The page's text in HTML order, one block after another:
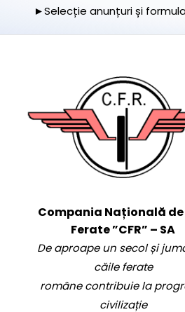
►Selecție anunțuri și
Compania Națională de
Ferate ”CFR” – SA
De aproape un secol și
căile ferate
române contribuie la
civilizație